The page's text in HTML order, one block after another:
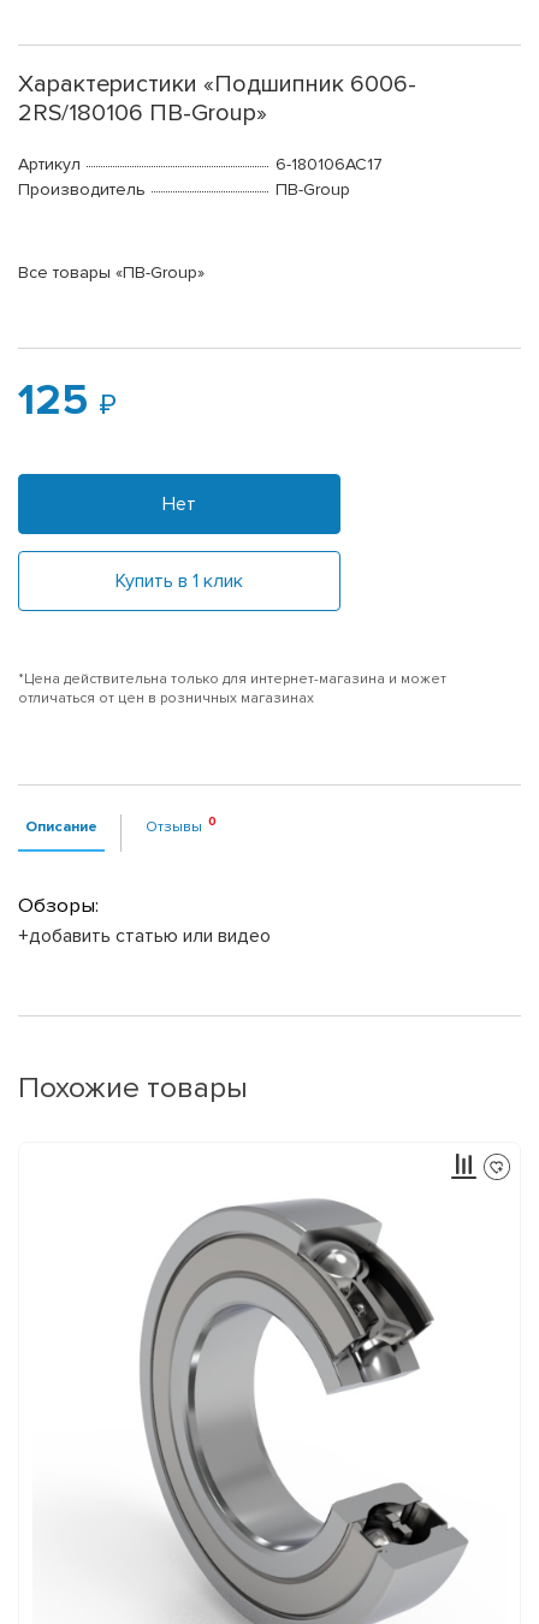
Характеристики «Подшипник 6006-
2RS/180106 ПВ-Group»
Артикул
6-180106АС17
Производитель
ПВ-Group
Все товары «ПВ-Group»
125
Нет
Купить в 1 клик
*Цена действительна только для интернет-магазина и может
отличаться от цен в розничных магазинах
Описание Отзывы
Обзоры:
+добавить статью или видео
Похожие товары